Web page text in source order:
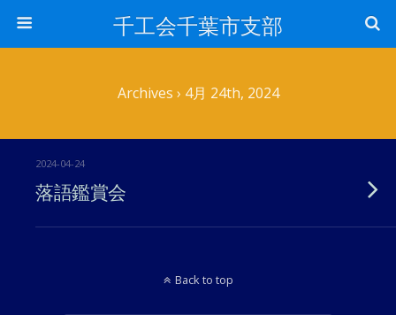
千工会千葉市支部
Archives › 4月 24th, 2024
2024-04-24
落語鑑賞会
Back to top